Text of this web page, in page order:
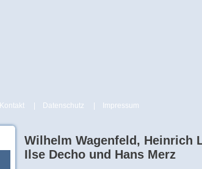
Kontakt Datenschutz Impressum
Wilhelm Wagenfeld, Heinrich
Ilse Decho und Hans Merz